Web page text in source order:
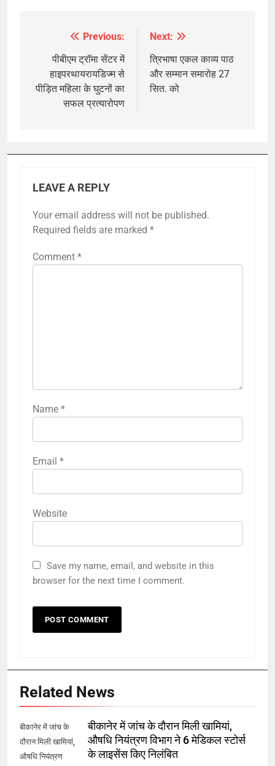
navigation
Previous:
पीबीएम ट्रॉमा सेंटर में
हाइपरथायरायडिज्म से
पीड़ित महिला के घुटनों का
सफल प्रत्यारोपण
Next:
त्रिभाषा एकल काव्य पाठ
और सम्मान समारोह 27
सित. को
LEAVE A REPLY
Your email address will not be published.
Required fields are marked *
Comment *
Name *
Email *
Website
Save my name, email, and website in this
browser for the next time I comment.
Related News
बीकानेर में जांच के
दौरान मिली खामियां,
औषधि नियंत्रण
बीकानेर में जांच के दौरान मिली खामियां,
औषधि नियंत्रण विभाग ने 6 मेडिकल स्टोर्स
के लाइसेंस किए निलंबित